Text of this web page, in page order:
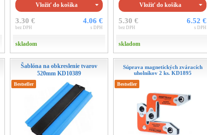
Vložiť do košíka
3.30 €
bez DPH
4.06 €
s DPH
skladom
Vložiť do košíka
5.30 €
bez DPH
6.52 €
s DPH
skladom
Šablóna na obkreslenie tvarov
520mm KD10389
Bestseller
Súprava magnetických zváracích
uholníkov 2 ks. KD1895
Bestseller